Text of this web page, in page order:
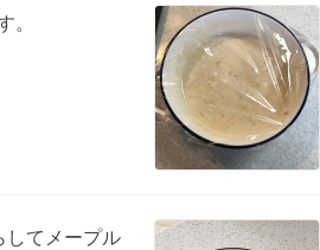
。
してメープル